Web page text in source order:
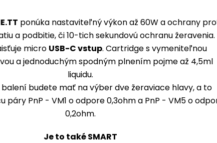
ponúka nastaviteľný výkon až 60W a ochrany
a podbitie, či 10-tich sekundovú ochranu žeravenia.
micro USB-C vstup. Cartridge s vymeniteľnou
a jednoduchým spodným plnením pojme až 4,5ml
liquidu.
budete mať na výber dve žeraviace hlavy, a to
páry PnP - VM1 o odpore 0,3ohm a PnP - VM5 o
0,2ohm.
Je to také SMART